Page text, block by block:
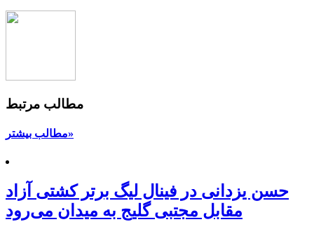
مطالب مرتبط
مطالب بیشتر»
حسن یزدانی در فینال لیگ برتر کشتی آزاد
مقابل مجتبی گلیج به میدان می‌رود